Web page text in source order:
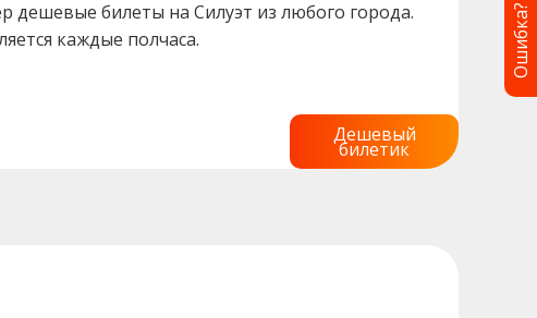
дешевые билеты на Силуэт из любого города.
каждые полчаса.
Дешевый
билетик
Ошибка?